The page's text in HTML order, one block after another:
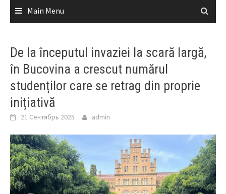
Main Menu
De la începutul invaziei la scară largă,
în Bucovina a crescut numărul
studenților care se retrag din proprie
inițiativă
21 Сентябрь 2025 admin